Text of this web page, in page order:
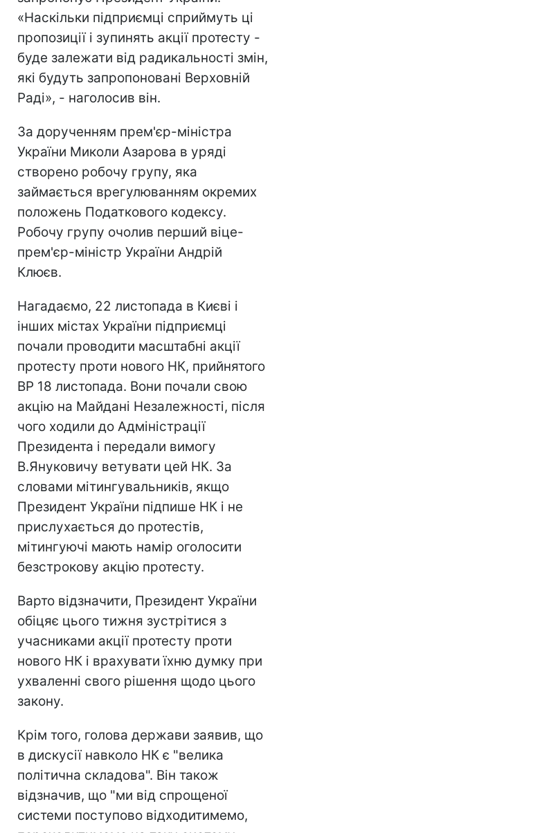
«Наскільки підприємці сприймуть ці
пропозиції і зупинять акції протесту -
буде залежати від радикальності змін,
які будуть запропоновані Верховній
Раді», - наголосив він.
За дорученням прем'єр-міністра
України Миколи Азарова в уряді
створено робочу групу, яка
займається врегулюванням окремих
положень Податкового кодексу.
Робочу групу очолив перший віце-
прем'єр-міністр України Андрій
Клюєв.
Нагадаємо, 22 листопада в Києві і
інших містах України підприємці
почали проводити масштабні акції
протесту проти нового НК, прийнятого
ВР 18 листопада. Вони почали свою
акцію на Майдані Незалежності, після
чого ходили до Адміністрації
Президента і передали вимогу
В.Януковичу ветувати цей НК. За
словами мітингувальників, якщо
Президент України підпише НК і не
прислухається до протестів,
мітингуючі мають намір оголосити
безстрокову акцію протесту.
Варто відзначити, Президент України
обіцяє цього тижня зустрітися з
учасниками акції протесту проти
нового НК і врахувати їхню думку при
ухваленні свого рішення щодо цього
закону.
Крім того, голова держави заявив, що
в дискусії навколо НК є "велика
політична складова". Він також
відзначив, що "ми від спрощеної
системи поступово відходитимемо,